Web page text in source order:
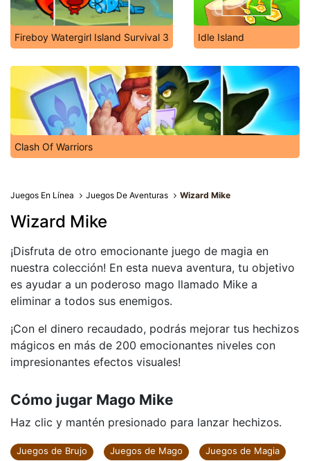
Fireboy Watergirl Island Survival 3 Idle Island
Clash Of Warriors
Juegos En Línea Juegos De Aventuras Wizard Mike
Wizard Mike
¡Disfruta de otro emocionante juego de magia en
nuestra colección! En esta nueva aventura, tu objetivo
es ayudar a un poderoso mago llamado Mike a
eliminar a todos sus enemigos.
¡Con el dinero recaudado, podrás mejorar tus hechizos
mágicos en más de 200 emocionantes niveles con
impresionantes efectos visuales!
Cómo jugar Mago Mike
Haz clic y mantén presionado para lanzar hechizos.
Juegos de Brujo Juegos de Mago Juegos de Magia